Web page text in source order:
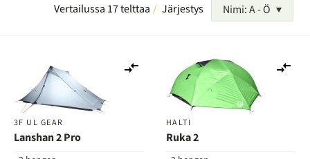
Vertailussa 17 telttaa Järjestys Nimi: A - Ö
3F UL GEAR
Lanshan 2 Pro
vertailuun
HALTI
Ruka 2